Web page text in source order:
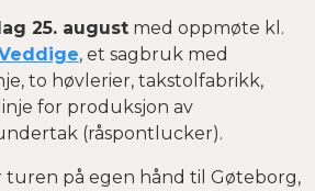
25. august med oppmøte kl.
, et sagbruk med
to høvlerier, takstolfabrikk,
for produksjon av
(råspontlucker).
på egen hånd til Gøteborg,